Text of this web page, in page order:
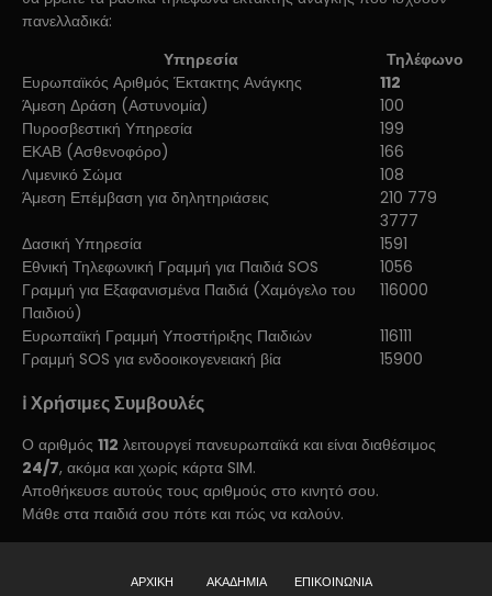
πανελλαδικά:
Υπηρεσία
Τηλέφωνο
Ευρωπαϊκός Αριθμός Έκτακτης Ανάγκης
112
Άμεση Δράση (Αστυνομία)
100
Πυροσβεστική Υπηρεσία
199
ΕΚΑΒ (Ασθενοφόρο)
166
Λιμενικό Σώμα
108
Άμεση Επέμβαση για δηλητηριάσεις
210 779
3777
Δασική Υπηρεσία
1591
Εθνική Τηλεφωνική Γραμμή για Παιδιά SOS
1056
Γραμμή για Εξαφανισμένα Παιδιά (Χαμόγελο του
Παιδιού)
116000
Ευρωπαϊκή Γραμμή Υποστήριξης Παιδιών
116111
Γραμμή SOS για ενδοοικογενειακή βία
15900
ℹ️ Χρήσιμες Συμβουλές
Ο αριθμός 112 λειτουργεί πανευρωπαϊκά και είναι διαθέσιμος
24/7, ακόμα και χωρίς κάρτα SIM.
Αποθήκευσε αυτούς τους αριθμούς στο κινητό σου.
Μάθε στα παιδιά σου πότε και πώς να καλούν.
ΑΡΧΙΚΗ ΑΚΑΔΗΜΙΑ ΕΠΙΚΟΙΝΩΝΙΑ